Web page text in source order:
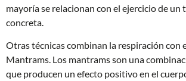
mayoría se relacionan con el ejercicio de un
concreta.
Otras técnicas combinan la respiración con
Mantrams. Los mantrams son una
que producen un efecto positivo en el